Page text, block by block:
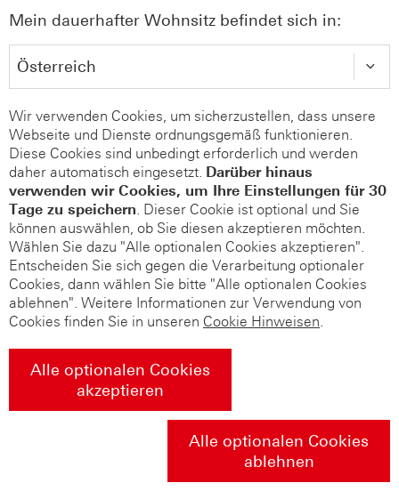
Mein dauerhafter Wohnsitz befindet sich in:
Wir verwenden Cookies, um sicherzustellen, dass unsere
Webseite und Dienste ordnungsgemäß funktionieren.
Diese Cookies sind unbedingt erforderlich und werden
daher automatisch eingesetzt. Darüber hinaus
verwenden wir Cookies, um Ihre Einstellungen für 30
Tage zu speichern. Dieser Cookie ist optional und Sie
können auswählen, ob Sie diesen akzeptieren möchten.
Wählen Sie dazu "Alle optionalen Cookies akzeptieren".
Entscheiden Sie sich gegen die Verarbeitung optionaler
Cookies, dann wählen Sie bitte "Alle optionalen Cookies
ablehnen". Weitere Informationen zur Verwendung von
Cookies finden Sie in unseren Cookie Hinweisen.
Alle optionalen Cookies
akzeptieren
Alle optionalen Cookies
ablehnen